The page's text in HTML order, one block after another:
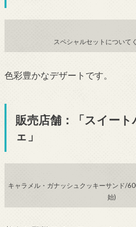
スペシャルセットについて
色彩豊かなデザートです。
販売店舗：「スイート
ェ」
キャラメル・ガナッシュクッキーサンド/
始)